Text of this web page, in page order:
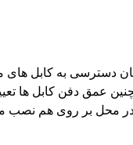
دسترسی به کابل
عمق دفن کابل ها
در محل بر روی هم نصب